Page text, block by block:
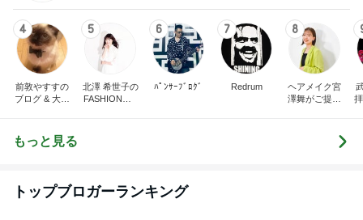
4
前敦やすすの
ブログ & 大谷
5
北澤 希世子の
FASHION◆bl
6
ﾊﾟﾝｻｰﾌﾞﾛｸﾞ
7
Redrum
8
ヘアメイク宮
澤舞がご提案
診断&顔分析
メイクレッス
もっと見る
トップブロガーランキング